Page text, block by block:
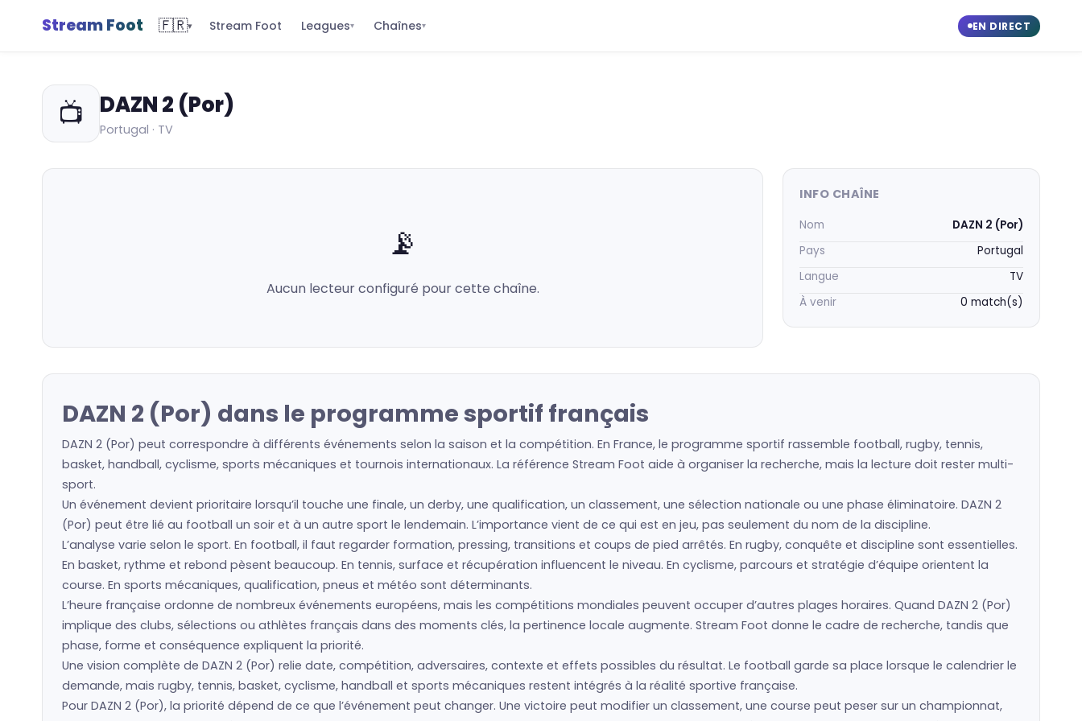
Stream Foot 🇫🇷▾ Stream Foot Leagues▾ Chaînes▾ EN DIRECT
📺 DAZN 2 (Por)
Portugal · TV
📡
Aucun lecteur configuré pour cette chaîne.
INFO CHAÎNE
Nom
DAZN 2 (Por)
Pays
Portugal
Langue
TV
À venir
0 match(s)
DAZN 2 (Por) dans le programme sportif français
DAZN 2 (Por) peut correspondre à différents événements selon la saison et la compétition. En France, le programme sportif rassemble football, rugby, tennis,
basket, handball, cyclisme, sports mécaniques et tournois internationaux. La référence Stream Foot aide à organiser la recherche, mais la lecture doit rester multi-
sport.
Un événement devient prioritaire lorsqu’il touche une finale, un derby, une qualification, un classement, une sélection nationale ou une phase éliminatoire. DAZN 2
(Por) peut être lié au football un soir et à un autre sport le lendemain. L’importance vient de ce qui est en jeu, pas seulement du nom de la discipline.
L’analyse varie selon le sport. En football, il faut regarder formation, pressing, transitions et coups de pied arrêtés. En rugby, conquête et discipline sont essentielles.
En basket, rythme et rebond pèsent beaucoup. En tennis, surface et récupération influencent le niveau. En cyclisme, parcours et stratégie d’équipe orientent la
course. En sports mécaniques, qualification, pneus et météo sont déterminants.
L’heure française ordonne de nombreux événements européens, mais les compétitions mondiales peuvent occuper d’autres plages horaires. Quand DAZN 2 (Por)
implique des clubs, sélections ou athlètes français dans des moments clés, la pertinence locale augmente. Stream Foot donne le cadre de recherche, tandis que
phase, forme et conséquence expliquent la priorité.
Une vision complète de DAZN 2 (Por) relie date, compétition, adversaires, contexte et effets possibles du résultat. Le football garde sa place lorsque le calendrier le
demande, mais rugby, tennis, basket, cyclisme, handball et sports mécaniques restent intégrés à la réalité sportive française.
Pour DAZN 2 (Por), la priorité dépend de ce que l’événement peut changer. Une victoire peut modifier un classement, une course peut peser sur un championnat,